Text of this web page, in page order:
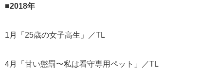
■2018年
1月「25歳の女子高生」／TL
4月「甘い懲罰〜私は看守専用ペット」／TL